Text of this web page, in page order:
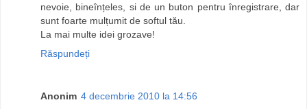
nevoie, bineînțeles, si de un buton pentru înregistrare, dar
sunt foarte mulțumit de softul tău.
La mai multe idei grozave!
Răspundeți
Anonim 4 decembrie 2010 la 14:56